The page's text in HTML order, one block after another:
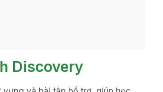
Discovery